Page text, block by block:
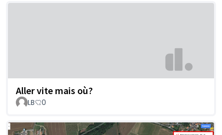
Aller vite mais où?
LB 0